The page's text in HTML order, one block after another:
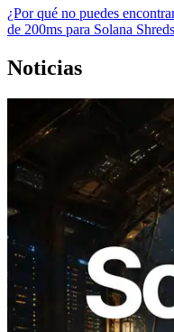
¿Por qué no puedes
de 200ms para Solana
Noticias
2026.08.05